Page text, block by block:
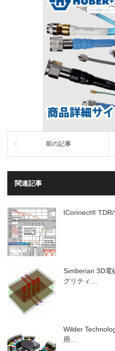
前の記事
関連記事
IConnect®
Simberian 3D電
グリティ…
Wilder
用…